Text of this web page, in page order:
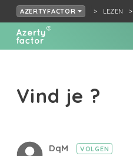
AZERTYFACTOR LEZEN
Vind je ?
DqM VOLGEN